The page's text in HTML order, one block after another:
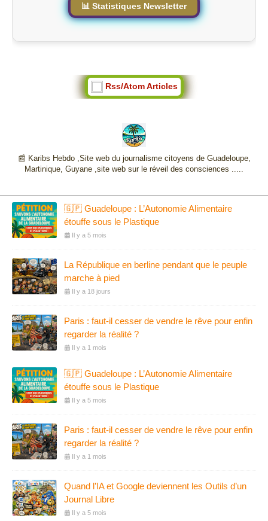
📊 Statistiques Newsletter
Rss/Atom Articles
📰 Karibs Hebdo ,Site web du journalisme citoyens de Guadeloupe,
Martinique, Guyane ,site web sur le réveil des consciences .....
🇬🇵 Guadeloupe : L’Autonomie Alimentaire
étouffe sous le Plastique
Il y a 5 mois
La République en berline pendant que le peuple
marche à pied
Il y a 18 jours
Paris : faut-il cesser de vendre le rêve pour enfin
regarder la réalité ?
Il y a 1 mois
🇬🇵 Guadeloupe : L’Autonomie Alimentaire
étouffe sous le Plastique
Il y a 5 mois
Paris : faut-il cesser de vendre le rêve pour enfin
regarder la réalité ?
Il y a 1 mois
Quand l’IA et Google deviennent les Outils d’un
Journal Libre
Il y a 5 mois